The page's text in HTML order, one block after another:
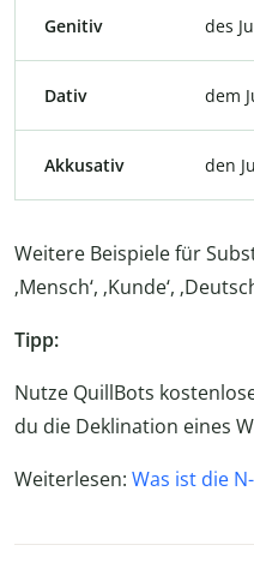
Genitiv des
Dativ dem
Akkusativ den
Weitere Beispiele für
‚Mensch‘, ‚Kunde‘,
Tipp:
Nutze QuillBots
du die Deklination eines
Weiterlesen: Was ist die